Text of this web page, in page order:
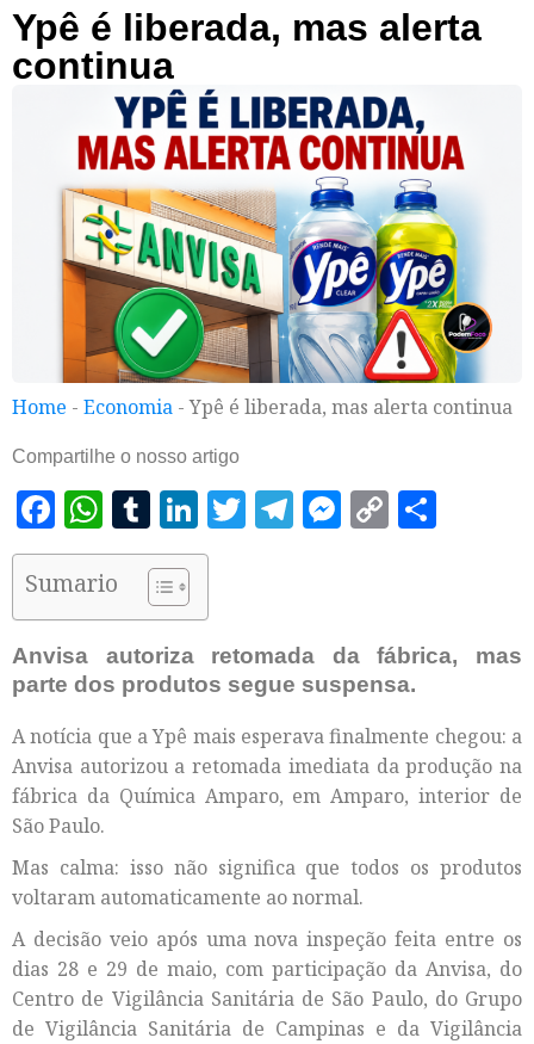
Ypê é liberada, mas alerta
continua
Home - Economia -Ypê é liberada, mas alerta continua
Compartilhe o nosso artigo
Facebook
WhatsApp
Tumblr
LinkedIn
Twitter
Telegram
Messenger
Copy
Sumario
Anvisa autoriza retomada da fábrica, mas
parte dos produtos segue suspensa.
A notícia que a Ypê mais esperava finalmente chegou: a
Anvisa autorizou a retomada imediata da produção na
fábrica da Química Amparo, em Amparo, interior de
São Paulo.
Mas calma: isso não significa que todos os produtos
voltaram automaticamente ao normal.
A decisão veio após uma nova inspeção feita entre os
dias 28 e 29 de maio, com participação da Anvisa, do
Centro de Vigilância Sanitária de São Paulo, do Grupo
de Vigilância Sanitária de Campinas e da Vigilância